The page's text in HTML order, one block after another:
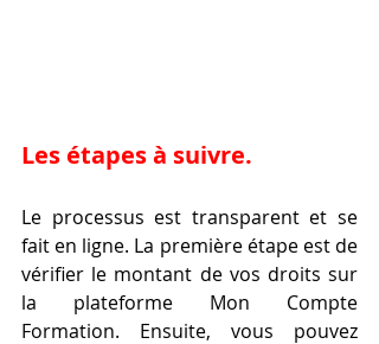
Les étapes à suivre.
Le processus est transparent et se
fait en ligne. La première étape est de
vérifier le montant de vos droits sur
la plateforme Mon Compte
Formation. Ensuite, vous pouvez